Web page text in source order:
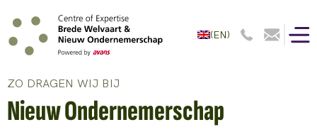
(EN)
ZO DRAGEN WIJ BIJ
Nieuw Ondernemerschap